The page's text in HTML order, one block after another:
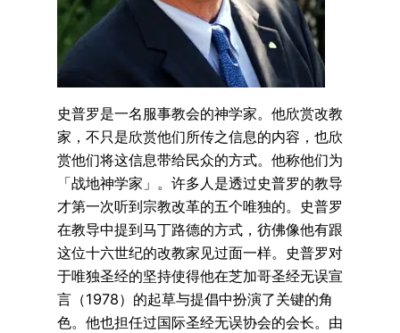
史普罗是一名服事教会的神学家。他欣赏改教
家，不只是欣赏他们所传之信息的内容，也欣
赏他们将这信息带给民众的方式。他称他们为
「战地神学家」。许多人是透过史普罗的教导
才第一次听到宗教改革的五个唯独的。史普罗
在教导中提到马丁路德的方式，彷佛像他有跟
这位十六世纪的改教家见过面一样。史普罗对
于唯独圣经的坚持使得他在芝加哥圣经无误宣
言（1978）的起草与提倡中扮演了关键的角
色。他也担任过国际圣经无误协会的会长。由